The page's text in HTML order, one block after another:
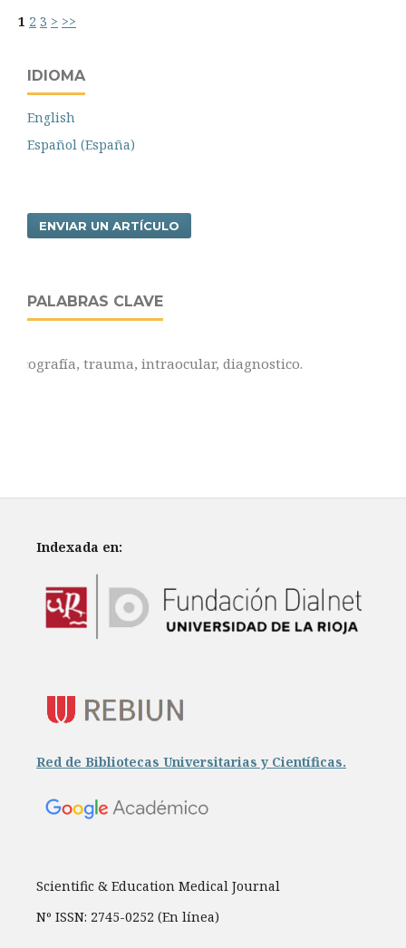
1 2 3 > >>
IDIOMA
English
Español (España)
ENVIAR UN ARTÍCULO
PALABRAS CLAVE
Ecografía, trauma, intraocular, diagnostico.
Indexada en:
Red de Bibliotecas Universitarias y Científicas.
Scientific & Education Medical Journal
Nº ISSN: 2745-0252 (En línea)